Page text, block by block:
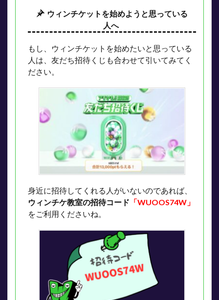
ウィンチケットを始めようと思っている
人へ
もし、ウィンチケットを始めたいと思っている
人は、友だち招待くじも合わせて引いてみてく
ださい。
身近に招待してくれる人がいないのであれば、
ウィンチケ教室の招待コード 「WUOOS74W」
をご利用くださいね。